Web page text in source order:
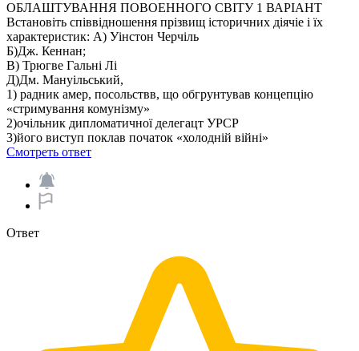
ОБЛАШТУВАННЯ ПОВОЕННОГО СВІТУ 1 ВАРIАНТ
Встановіть співвідношення прізвищ історичних діячie i їx
характеристик: A) Уінстон Черчіль
Б)Дж. Кеннан;
В) Трюгве Гальні Лі
Д)Дм. Мануільський,
1) радник амер, посольствв, що обгрунтував концепцію
«стримування комунізму»
2)очільник дипломатичної делегацт УРСР
3)його виступ поклав початок «холодній війні»
Смотреть ответ
Ответ